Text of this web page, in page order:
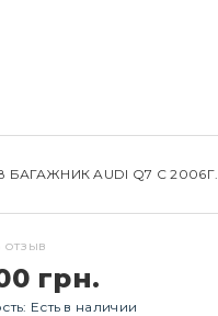
БАГАЖНИК AUDI Q7 С 2006Г.
грн.
Есть в наличии